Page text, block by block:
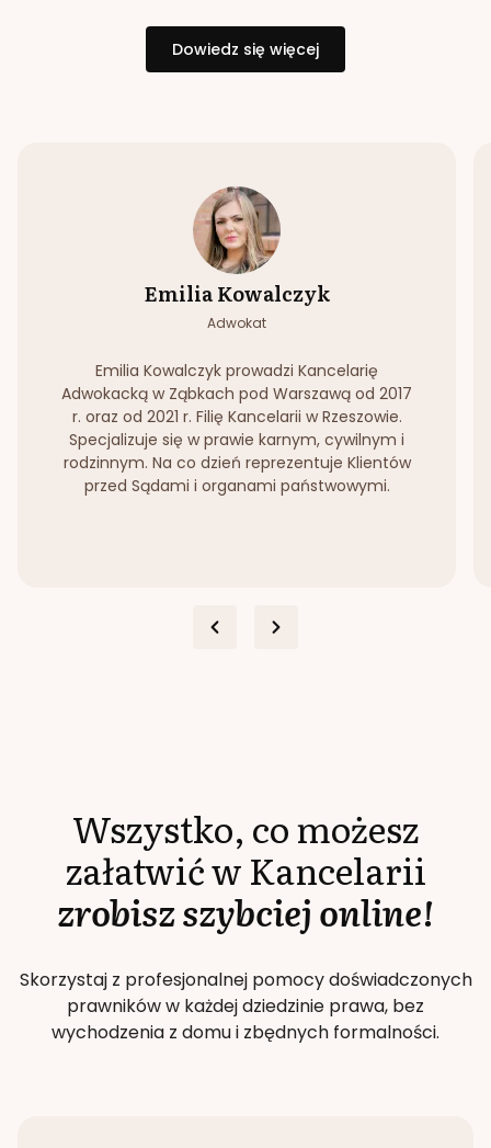
Dowiedz się więcej
Emilia Kowalczyk
Adwokat
Emilia Kowalczyk prowadzi Kancelarię
Adwokacką w Ząbkach pod Warszawą od 2017
r. oraz od 2021 r. Filię Kancelarii w Rzeszowie.
Specjalizuje się w prawie karnym, cywilnym i
rodzinnym. Na co dzień reprezentuje Klientów
przed Sądami i organami państwowymi.
Wszystko, co możesz
załatwić w Kancelarii
zrobisz szybciej online!
Skorzystaj z profesjonalnej pomocy doświadczonych
prawników w każdej dziedzinie prawa, bez
wychodzenia z domu i zbędnych formalności.